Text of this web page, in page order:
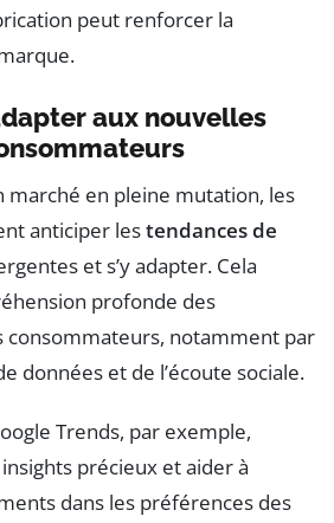
peut renforcer la
aux nouvelles
marché en pleine mutation, les
anticiper lestendances de
et s’y adapter. Cela
profonde des
notamment par
données et de l’écoute sociale.
Trends, par exemple,
précieux et aider à
dans les préférences des